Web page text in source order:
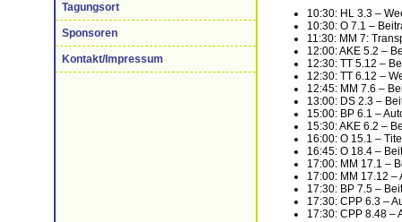
Tagungsort
Sponsoren
Kontakt/Impressum
10:30: HL 3.3 –
10:30: O 7.1 –
11:30: MM 7:
12:00: AKE 5.2 –
12:30: TT 5.12 –
12:30: TT 6.12 –
12:45: MM 7.6 –
13:00: DS 2.3 –
15:00: BP 6.1 –
15:30: AKE 6.2 –
16:00: O 15.1 –
16:45: O 18.4 –
17:00: MM 17.1 –
17:00: MM 17.12
17:30: BP 7.5 –
17:30: CPP 6.3 –
17:30: CPP 8.48 –